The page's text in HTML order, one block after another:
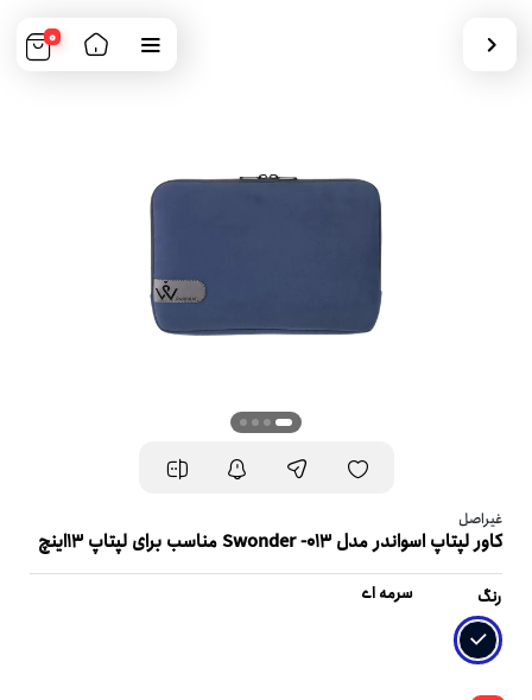
0
غیراصل
کاور لپتاپ اسواندر مدل Swonder -013 مناسب برای لپتاپ 13اینچ
رنگ سرمه ای